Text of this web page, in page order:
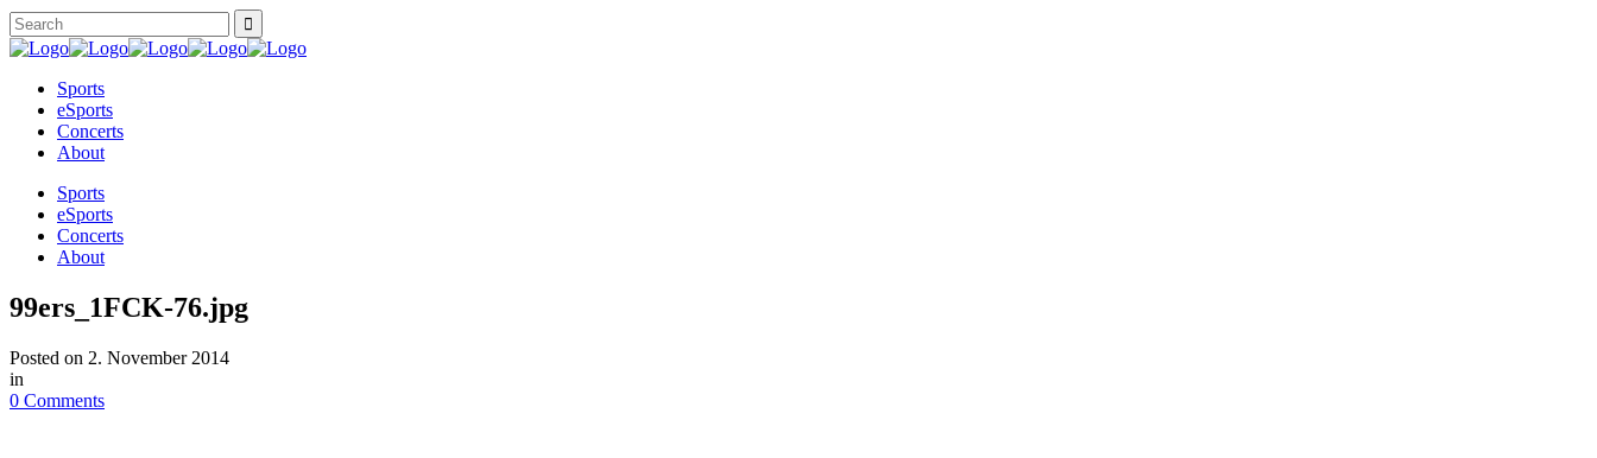
Sports
eSports
Concerts
About
Sports
eSports
Concerts
About
99ers_1FCK-76.jpg
Posted on 2. November 2014
in
0 Comments